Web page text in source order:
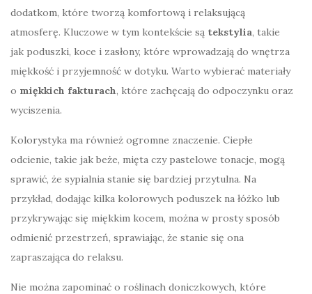
dodatkom, które tworzą komfortową i relaksującą
atmosferę. Kluczowe w tym kontekście są tekstylia, takie
jak poduszki, koce i zasłony, które wprowadzają do wnętrza
miękkość i przyjemność w dotyku. Warto wybierać materiały
o miękkich fakturach, które zachęcają do odpoczynku oraz
wyciszenia.
Kolorystyka ma również ogromne znaczenie. Ciepłe
odcienie, takie jak beże, mięta czy pastelowe tonacje, mogą
sprawić, że sypialnia stanie się bardziej przytulna. Na
przykład, dodając kilka kolorowych poduszek na łóżko lub
przykrywając się miękkim kocem, można w prosty sposób
odmienić przestrzeń, sprawiając, że stanie się ona
zapraszająca do relaksu.
Nie można zapominać o roślinach doniczkowych, które